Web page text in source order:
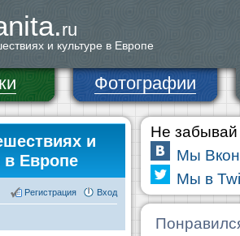
ru
и культуре в Европе
Фотографии
и
в Европе
Вход
Регистрация
Не забывай
Мы
Мы в